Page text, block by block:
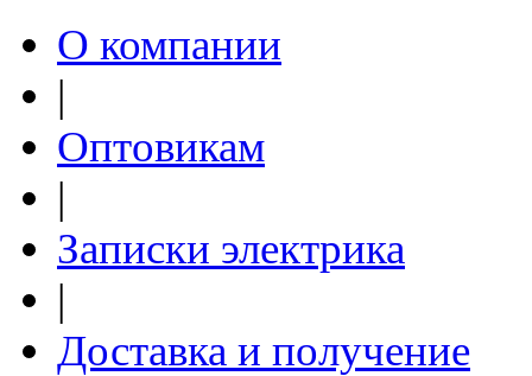
О компании
|
Оптовикам
|
Записки электрика
|
Доставка и получение